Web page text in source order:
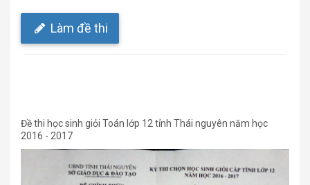
Làm đề thi
Đề thi học sinh giỏi Toán lớp 12 tỉnh Thái nguyên năm học
2016 - 2017